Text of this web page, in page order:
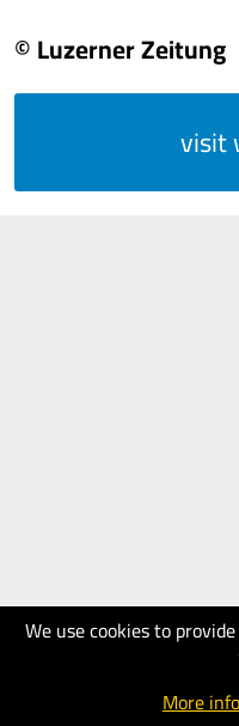
We use cookies to
More
© Luzerner Zeitung
visit